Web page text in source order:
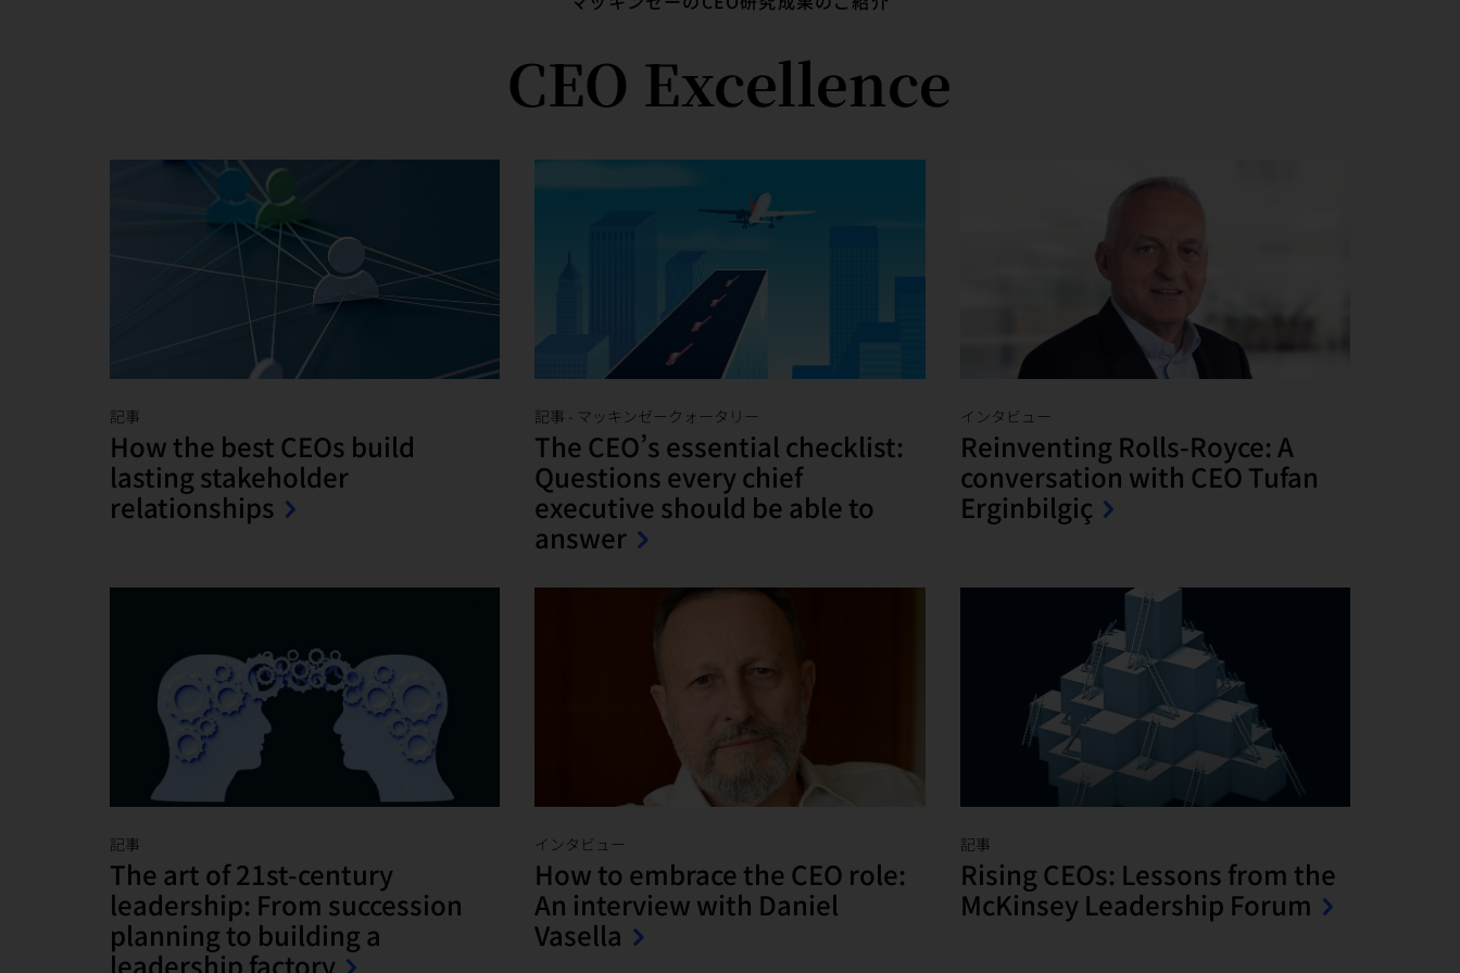
CEO Excellence
記事
How the best CEOs build
lasting stakeholder
relationships
記事 マッキンゼークォータリー
The CEO’s essential checklist:
Questions every chief
executive should be able to
answer
インタビュー
Reinventing Rolls-Royce: A
conversation with CEO Tufan
Erginbilgiç
記事
The art of 21st-century
leadership: From succession
planning to building a
leadership factory
インタビュー
How to embrace the CEO role:
An interview with Daniel
Vasella
記事
Rising CEOs: Lessons from the
McKinsey Leadership Forum